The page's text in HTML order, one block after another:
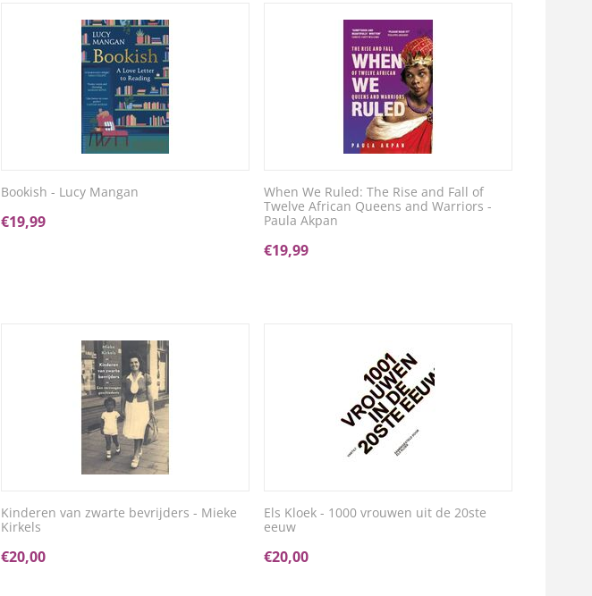
Bookish - Lucy Mangan
€19,99
When We Ruled: The Rise and Fall of
Twelve African Queens and Warriors -
Paula Akpan
€19,99
Kinderen van zwarte bevrijders - Mieke
Kirkels
€20,00
Els Kloek - 1000 vrouwen uit de 20ste
eeuw
€20,00